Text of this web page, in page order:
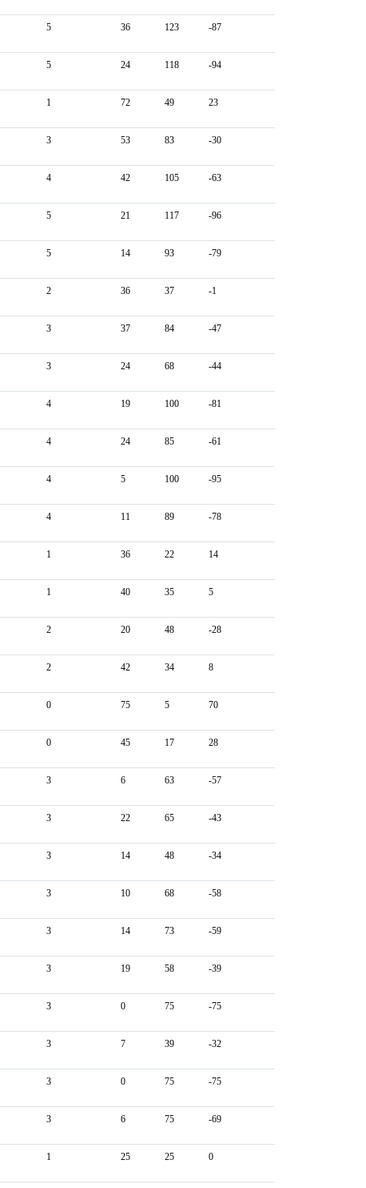
5 36 123 -87
5 24 118 -94
1 72 49 23
3 53 83 -30
4 42 105 -63
5 21 117 -96
5 14 93 -79
2 36 37 -1
3 37 84 -47
3 24 68 -44
4 19 100 -81
4 24 85 -61
4 5 100 -95
4 11 89 -78
1 36 22 14
1 40 35 5
2 20 48 -28
2 42 34 8
0 75 5 70
0 45 17 28
3 6 63 -57
3 22 65 -43
3 14 48 -34
3 10 68 -58
3 14 73 -59
3 19 58 -39
3 0 75 -75
3 7 39 -32
3 0 75 -75
3 6 75 -69
1 25 25 0